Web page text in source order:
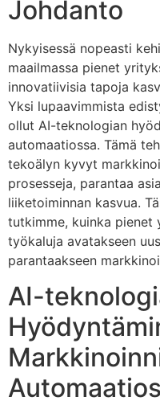
Johdanto
Nykyisessä nopeasti
maailmassa pienet
innovatiivisia tapoja
Yksi lupaavimmista
ollut AI-teknologian
automaatiossa. Tämä
tekoälyn kyvyt
prosesseja, parantaa
liiketoiminnan kasvua.
tutkimme, kuinka
työkaluja avatakseen
parantaakseen
AI-